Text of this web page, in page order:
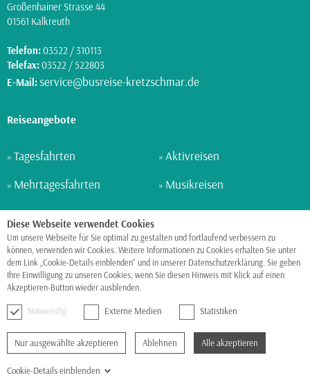
Diese Webseite verwendet Cookies
Um unsere Webseite für Sie optimal zu gestalten und fortlaufend verbessern zu
können, verwenden wir Cookies. Weitere Informationen zu Cookies erhalten Sie unter
dem Link „Cookie-Details einblenden“ und in unserer Datenschutzerklärung. Sie geben
Ihre Einwilligung zu unseren Cookies, wenn Sie diesen Hinweis mit Klick auf einen
Akzeptieren-Button wieder ausblenden.
Notwendig Externe Medien Statistiken
Nur ausgewählte akzeptieren Ablehnen Alle akzeptieren
Cookie-Details einblenden
Großenhainer Strasse 44
01561 Kalkreuth
Telefon:03522 / 310113
Telefax:03522 / 522803
E-Mail:service@busreise-kretzschmar.de
Reiseangebote
» Tagesfahrten
» Mehrtagesfahrten
»Schiffsreisen
»Flugreisen
» Aktivreisen
» Musikreisen
»Kurreisen
»Wellnessreisen
BUS • SCHIFF • FLUGZEUG
Impressum Sitemap Datenschutz Barrierefreiheit
© 2014-2026 Omnibusunternehmen Kretzschmar